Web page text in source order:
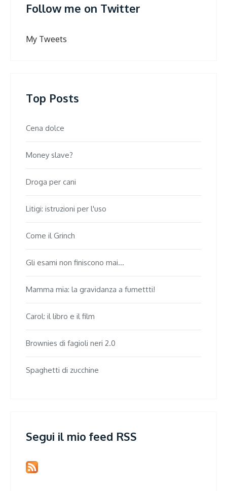
Follow me on Twitter
My Tweets
Top Posts
Cena dolce
Money slave?
Droga per cani
Litigi: istruzioni per l'uso
Come il Grinch
Gli esami non finiscono mai...
Mamma mia: la gravidanza a fumettti!
Carol: il libro e il film
Brownies di fagioli neri 2.0
Spaghetti di zucchine
Segui il mio feed RSS